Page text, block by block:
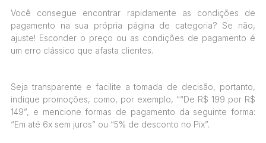
Você consegue encontrar rapidamente as condições de
pagamento na sua própria página de categoria? Se não,
ajuste! Esconder o preço ou as condições de pagamento é
um erro clássico que afasta clientes.
Seja transparente e facilite a tomada de decisão, portanto,
indique promoções, como, por exemplo, ““De R$ 199 por R$
149”, e mencione formas de pagamento da seguinte forma:
“Em até 6x sem juros” ou “5% de desconto no Pix”.